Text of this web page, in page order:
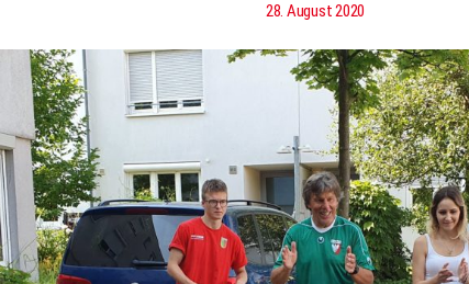
28. August 2020